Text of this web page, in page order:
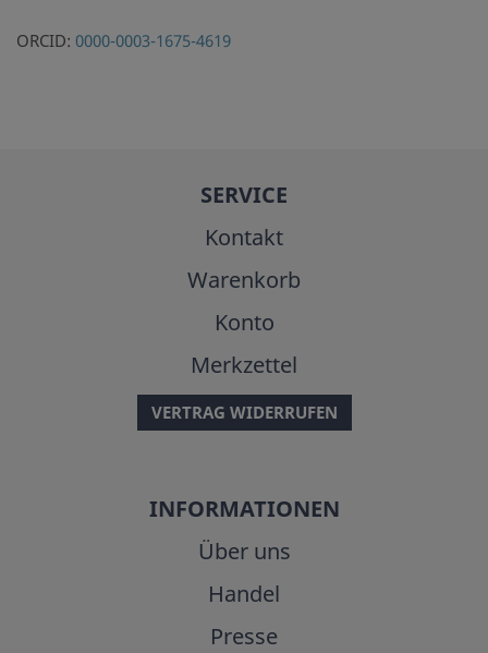
ORCID: 0000-0003-1675-4619
SERVICE
Kontakt
Warenkorb
Konto
Merkzettel
VERTRAG WIDERRUFEN
INFORMATIONEN
Über uns
Handel
Presse